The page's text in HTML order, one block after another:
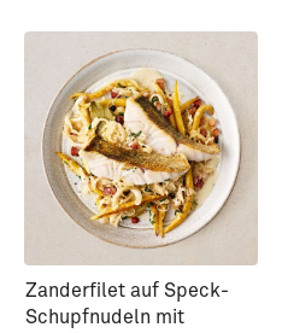
Zanderfilet auf Speck-
Schupfnudeln mit